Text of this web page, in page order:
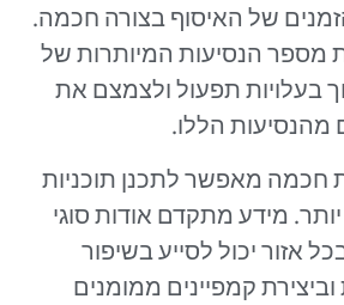
של האיסוף בצורה חכמה.
מספר הנסיעות המיותרות של
בעלויות תפעול ולצמצם את
מהנסיעות הללו.
חכמה מאפשר לתכנן תוכניות
מידע מתקדם אודות סוגי
אזור יכול לסייע בשיפור
קמפיינים ממומנים